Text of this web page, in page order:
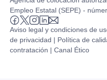
Empleo Estatal (SEPE) -
Aviso legal y condiciones de
de privacidad | Política de
contratación | Canal Ético